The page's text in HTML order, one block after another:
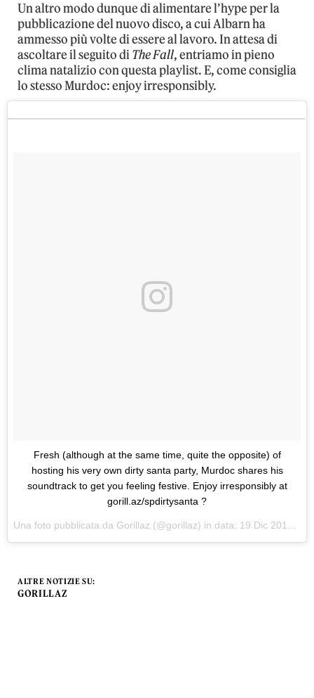
Un altro modo dunque di alimentare l’hype per la
pubblicazione del nuovo disco, a cui Albarn ha
ammesso più volte di essere al lavoro. In attesa di
ascoltare il seguito diThe Fall, entriamo in pieno
clima natalizio con questa playlist. E, come consiglia
lo stesso Murdoc: enjoy irresponsibly.
Fresh (although at the same time, quite the opposite) of
hosting his very own dirty santa party, Murdoc shares his
soundtrack to get you feeling festive. Enjoy irresponsibly at
gorill.az/spdirtysanta ?
Una foto pubblicata da Gorillaz (@gorillaz) in data: 19 Dic 2016 alle ore 09:05 PST
ALTRE NOTIZIE SU:
GORILLAZ